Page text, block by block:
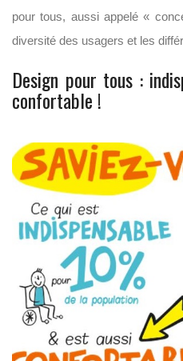
pour tous, aussi appelé «
diversité des usagers et les
Design pour tous :
confortable !